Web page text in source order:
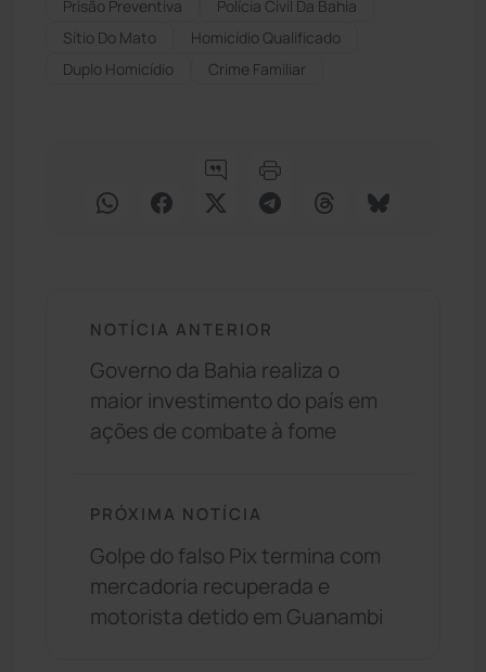
Prisão Preventiva
Polícia Civil Da Bahia
Sítio Do Mato
Homicídio Qualificado
Duplo Homicídio
Crime Familiar
NOTÍCIA ANTERIOR
Governo da Bahia realiza o
maior investimento do país em
ações de combate à fome
PRÓXIMA NOTÍCIA
Golpe do falso Pix termina com
mercadoria recuperada e
motorista detido em Guanambi